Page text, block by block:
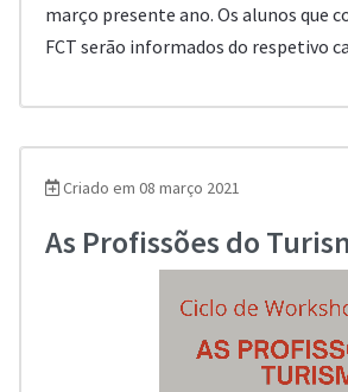
março presente ano. Os alunos que
FCT serão informados do respetivo
Criado em 08 março 2021
As Profissões do